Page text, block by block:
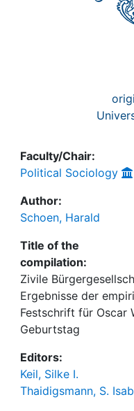
Faculty/Chair:
Political Sociology
Author:
Schoen, Harald
Title of the
compilation:
Zivile
Ergebnisse der
Festschrift für Oscar
Geburtstag
Editors:
Keil, Silke I.
Thaidigsmann, S.